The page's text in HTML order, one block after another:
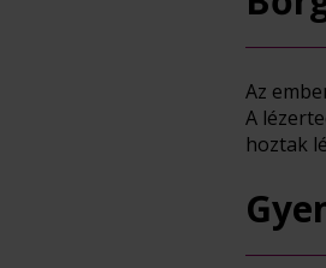
Az
A
hoztak